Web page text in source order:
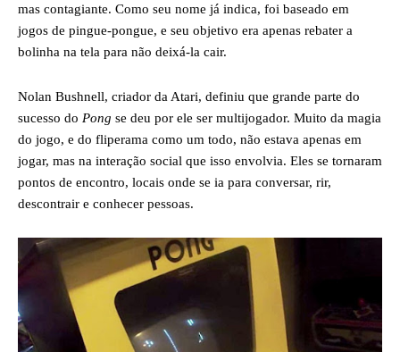
mas contagiante. Como seu nome já indica, foi baseado em
jogos de pingue-pongue, e seu objetivo era apenas rebater a
bolinha na tela para não deixá-la cair.
Nolan Bushnell, criador da Atari, definiu que grande parte do
sucesso do Pong se deu por ele ser multijogador. Muito da magia
do jogo, e do fliperama como um todo, não estava apenas em
jogar, mas na interação social que isso envolvia. Eles se tornaram
pontos de encontro, locais onde se ia para conversar, rir,
descontrair e conhecer pessoas.